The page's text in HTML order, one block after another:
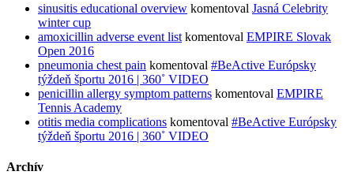
sinusitis educational overview komentoval Jasná Celebrity
winter cup
amoxicillin adverse event list komentoval EMPIRE Slovak
Open 2016
pneumonia chest pain komentoval #BeActive Európsky
týždeň športu 2016 | 360˚ VIDEO
penicillin allergy symptom patterns komentoval EMPIRE
Tennis Academy
otitis media complications komentoval #BeActive Európsky
týždeň športu 2016 | 360˚ VIDEO
Archív